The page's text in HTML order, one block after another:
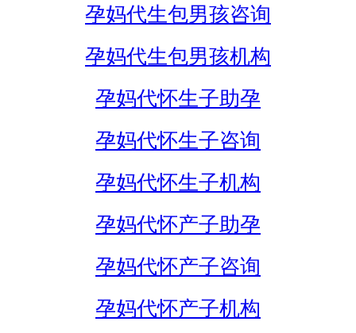
孕妈代生包男孩咨询
孕妈代生包男孩机构
孕妈代怀生子助孕
孕妈代怀生子咨询
孕妈代怀生子机构
孕妈代怀产子助孕
孕妈代怀产子咨询
孕妈代怀产子机构